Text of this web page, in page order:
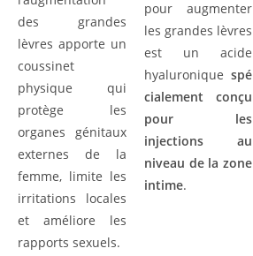
des grandes
lèvres apporte un
coussinet
physique qui
protège les
organes génitaux
externes de la
femme, limite les
irritations locales
et améliore les
rapports sexuels.
pour augmenter
les grandes lèvres
est un acide
hyaluroniquespé
cialement conçu
pour les
injections au
niveau de la zone
intime.